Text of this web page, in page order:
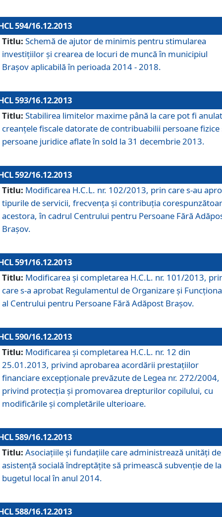
594/16.12.2013
Titlu: Schemă de ajutor de minimis pentru stimularea
investiţiilor şi crearea de locuri de muncă în municipiul
Braşov aplicabilă în perioada 2014 - 2018.
593/16.12.2013
Titlu: Stabilirea limitelor maxime până la care pot fi
creanţele fiscale datorate de contribuabilii persoane fizice
persoane juridice aflate în sold la 31 decembrie 2013.
592/16.12.2013
Titlu: Modificarea H.C.L. nr. 102/2013, prin care s-au
tipurile de servicii, frecvenţa şi contribuţia
acestora, în cadrul Centrului pentru Persoane Fără
Braşov.
591/16.12.2013
Titlu: Modificarea şi completarea H.C.L. nr. 101/2013,
care s-a aprobat Regulamentul de Organizare şi
al Centrului pentru Persoane Fără Adăpost Braşov.
590/16.12.2013
Titlu: Modificarea şi completarea H.C.L. nr. 12 din
25.01.2013, privind aprobarea acordării prestaţiilor
financiare excepţionale prevăzute de Legea nr. 272/2004,
privind protecţia şi promovarea drepturilor copilului, cu
modificările şi completările ulterioare.
589/16.12.2013
Titlu: Asociaţiile şi fundaţiile care administrează unităţi de
asistenţă socială îndreptăţite să primească subvenţie de la
bugetul local în anul 2014.
588/16.12.2013